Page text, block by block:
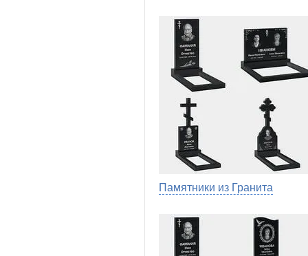
Памятники из Гранита